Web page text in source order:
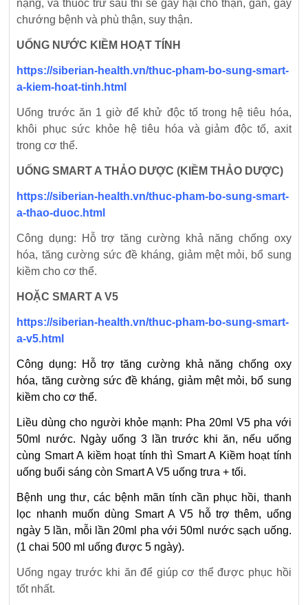
nặng, và thuốc trừ sâu thì sẽ gây hại cho thận, gan, gây
chướng bệnh và phù thận, suy thận.
UỐNG NƯỚC KIỀM HOẠT TÍNH
https://siberian-health.vn/thuc-pham-bo-sung-smart-
a-kiem-hoat-tinh.html
Uống trước ăn 1 giờ để khử độc tố trong hệ tiêu hóa,
khôi phục sức khỏe hệ tiêu hóa và giảm độc tố, axit
trong cơ thể.
UỐNG SMART A THẢO DƯỢC (KIỀM THẢO DƯỢC)
https://siberian-health.vn/thuc-pham-bo-sung-smart-
a-thao-duoc.html
Công dụng: Hỗ trợ tăng cường khả năng chống oxy
hóa, tăng cường sức đề kháng, giảm mệt mỏi, bổ sung
kiềm cho cơ thể.
HOẶC SMART A V5
https://siberian-health.vn/thuc-pham-bo-sung-smart-
a-v5.html
Công dụng: Hỗ trợ tăng cường khả năng chống oxy
hóa, tăng cường sức đề kháng, giảm mệt mỏi, bổ sung
kiềm cho cơ thể.
Liều dùng cho người khỏe mạnh: Pha 20ml V5 pha với
50ml nước. Ngày uống 3 lần trước khi ăn, nếu uống
cùng Smart A kiềm hoạt tính thì Smart A Kiềm hoạt tính
uống buổi sáng còn Smart A V5 uống trưa + tối.
Bệnh ung thư, các bệnh mãn tính cần phục hồi, thanh
lọc nhanh muốn dùng Smart A V5 hỗ trợ thêm, uống
ngày 5 lần, mỗi lần 20ml pha với 50ml nước sạch uống.
(1 chai 500 ml uống được 5 ngày).
Uống ngay trước khi ăn để giúp cơ thể được phục hồi
tốt nhất.